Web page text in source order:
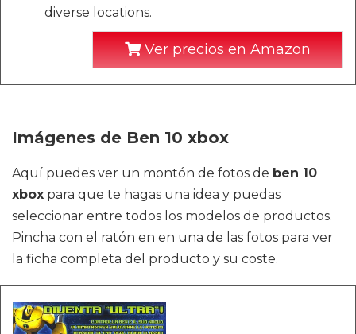
diverse locations.
Ver precios en Amazon
Imágenes de Ben 10 xbox
Aquí puedes ver un montón de fotos de ben 10
xbox para que te hagas una idea y puedas
seleccionar entre todos los modelos de productos.
Pincha con el ratón en en una de las fotos para ver
la ficha completa del producto y su coste.